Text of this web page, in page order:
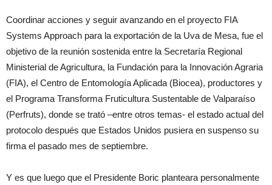
Coordinar acciones y seguir avanzando en el proyecto FIA
Systems Approach para la exportación de la Uva de Mesa, fue el
objetivo de la reunión sostenida entre la Secretaría Regional
Ministerial de Agricultura, la Fundación para la Innovación Agraria
(FIA), el Centro de Entomología Aplicada (Biocea), productores y
el Programa Transforma Fruticultura Sustentable de Valparaíso
(Perfruts), donde se trató –entre otros temas- el estado actual del
protocolo después que Estados Unidos pusiera en suspenso su
firma el pasado mes de septiembre.
Y es que luego que el Presidente Boric planteara personalmente